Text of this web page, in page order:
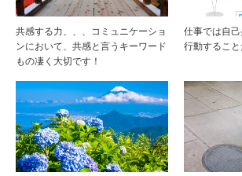
共感する力、、、コミュニケーショ
ンにおいて、共感と言うキーワード
もの凄く大切です！
仕事では自
行動するこ